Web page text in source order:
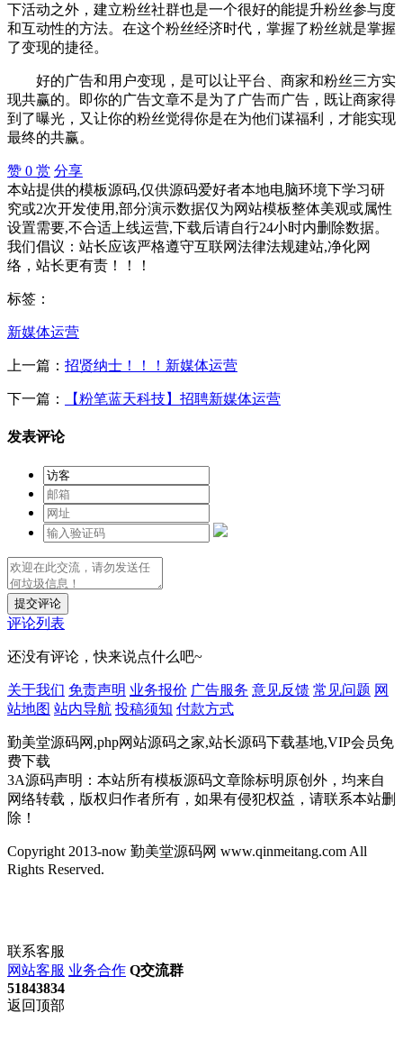
下活动之外，建立粉丝社群也是一个很好的能提升粉丝参与度
和互动性的方法。在这个粉丝经济时代，掌握了粉丝就是掌握
了变现的捷径。
好的广告和用户变现，是可以让平台、商家和粉丝三方实
现共赢的。即你的广告文章不是为了广告而广告，既让商家得
到了曝光，又让你的粉丝觉得你是在为他们谋福利，才能实现
最终的共赢。
赞 0 赏 分享
本站提供的模板源码,仅供源码爱好者本地电脑环境下学习研
究或2次开发使用,部分演示数据仅为网站模板整体美观或属性
设置需要,不合适上线运营,下载后请自行24小时内删除数据。
我们倡议：站长应该严格遵守互联网法律法规建站,净化网
络，站长更有责！！！
标签：
新媒体运营
上一篇： 招贤纳士！！！新媒体运营
下一篇： 【粉笔蓝天科技】招聘新媒体运营
发表评论
提交评论
评论列表
还没有评论，快来说点什么吧~
关于我们 免责声明 业务报价 广告服务 意见反馈 常见问题 网
站地图 站内导航 投稿须知 付款方式
勤美堂源码网,php网站源码之家,站长源码下载基地,VIP会员免
费下载
3A源码声明：本站所有模板源码文章除标明原创外，均来自
网络转载，版权归作者所有，如果有侵犯权益，请联系本站删
除！
Copyright 2013-now 勤美堂源码网 www.qinmeitang.com All
Rights Reserved.
联系客服
网站客服 业务合作 Q交流群
51843834
返回顶部